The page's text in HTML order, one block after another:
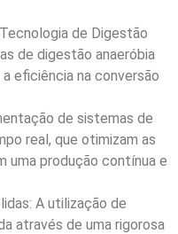
de Digestão
de digestão anaeróbia
eficiência na conversão
de sistemas de
real, que otimizam as
uma produção contínua e
A utilização de
através de uma rigorosa